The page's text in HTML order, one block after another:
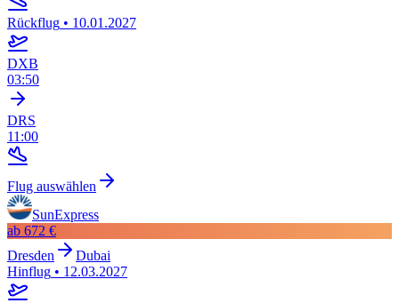
Rückflug • 10.01.2027
DXB
03:50
DRS
11:00
Flug auswählen
SunExpress
ab 672 €
Dresden
Dubai
Hinflug • 12.03.2027